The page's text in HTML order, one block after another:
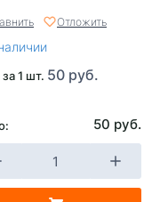
Отложить
1 шт. 50 руб.
50 руб.